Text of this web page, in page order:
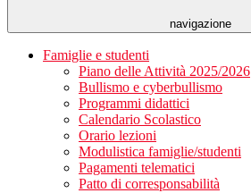
navigazione
Famiglie e studenti
Piano delle Attività 2025/2026
Bullismo e cyberbullismo
Programmi didattici
Calendario Scolastico
Orario lezioni
Modulistica famiglie/studenti
Pagamenti telematici
Patto di corresponsabilità